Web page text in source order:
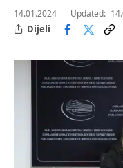
14.01.2024 Updated:
Dijeli